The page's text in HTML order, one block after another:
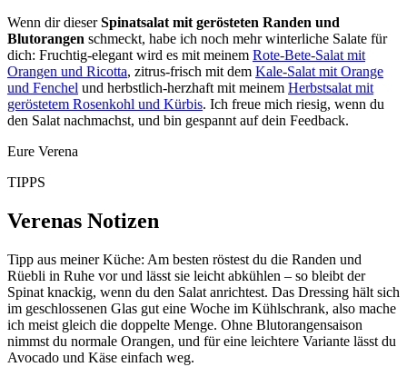
Wenn dir dieserSpinatsalat mit gerösteten Randen und
Blutorangen schmeckt, habe ich noch mehr winterliche Salate für
dich: Fruchtig-elegant wird es mit meinem Rote-Bete-Salat mit
Orangen und Ricotta, zitrus-frisch mit dem Kale-Salat mit Orange
und Fenchel und herbstlich-herzhaft mit meinem Herbstsalat mit
geröstetem Rosenkohl und Kürbis. Ich freue mich riesig, wenn du
den Salat nachmachst, und bin gespannt auf dein Feedback.
Eure Verena
TIPPS
Verenas Notizen
Tipp aus meiner Küche: Am besten röstest du die Randen und
Rüebli in Ruhe vor und lässt sie leicht abkühlen – so bleibt der
Spinat knackig, wenn du den Salat anrichtest. Das Dressing hält sich
im geschlossenen Glas gut eine Woche im Kühlschrank, also mache
ich meist gleich die doppelte Menge. Ohne Blutorangensaison
nimmst du normale Orangen, und für eine leichtere Variante lässt du
Avocado und Käse einfach weg.